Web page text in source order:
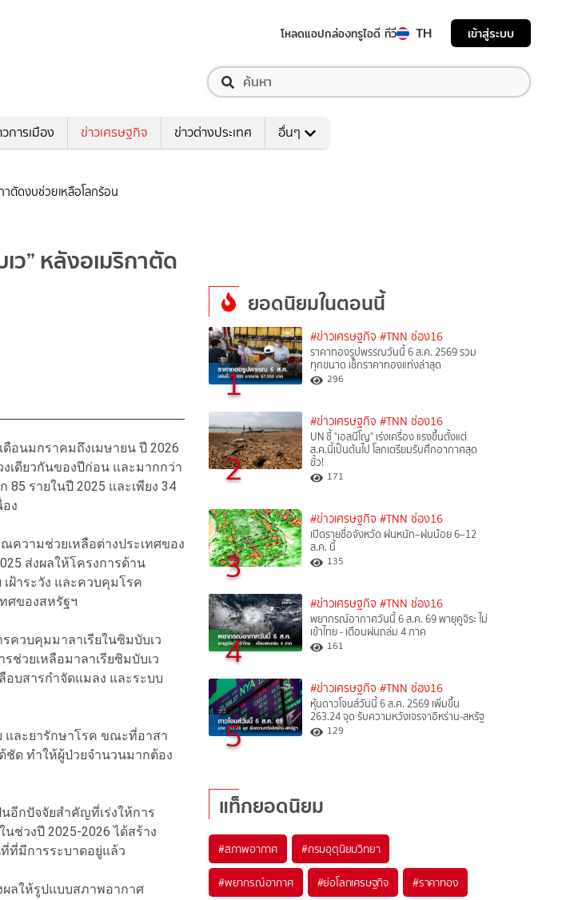
โหลดแอปกล่องทรูไอดี ทีวี TH เข้าสู่ระบบ
การเมือง ข่าวเศรษฐกิจ ข่าวต่างประเทศ อื่นๆ
าตัดงบช่วยเหลือโลกร้อน
ว” หลังอเมริกาตัด
อนมกราคมถึงเมษายน ปี 2026
งเดียวกันของปีก่อน และมากกว่า
85 รายในปี 2025 และเพียง 34
ง
วามช่วยเหลือต่างประเทศของ
ส่งผลให้โครงการด้าน
ฝ้าระวัง และควบคุมโรค
ศของสหรัฐฯ
ควบคุมมาลาเรียในซิมบับเว
ช่วยเหลือมาลาเรียซิมบับเว
อบสารกำจัดแมลง และระบบ
และยารักษาโรค ขณะที่อาสา
ด ทำให้ผู้ป่วยจำนวนมากต้อง
อีกปัจจัยสำคัญที่เร่งให้การ
วงปี 2025-2026 ได้สร้าง
ที่มีการระบาดอยู่แล้ว
ลให้รูปแบบสภาพอากาศ
ยอดนิยมในตอนนี้
1
#ข่าวเศรษฐกิจ #TNN ช่อง16
ราคาทองรูปพรรณวันนี้ 6 ส.ค. 2569 รวม
ทุกขนาด เช็กราคาทองแท่งล่าสุด
296
2
#ข่าวเศรษฐกิจ #TNN ช่อง16
UN ชี้ "เอลนีโญ" เร่งเครื่อง แรงขึ้นตั้งแต่
ส.ค.นี้เป็นต้นไป โลกเตรียมรับศึกอากาศสุด
ขั้ว!
171
3
#ข่าวเศรษฐกิจ #TNN ช่อง16
เปิดรายชื่อจังหวัด ฝนหนัก–ฝนน้อย 6–12
ส.ค. นี้
135
4
#ข่าวเศรษฐกิจ #TNN ช่อง16
พยากรณ์อากาศวันนี้ 6 ส.ค. 69 พายุคูจิระ ไม่
เข้าไทย - เตือนฝนถล่ม 4 ภาค
161
5
#ข่าวเศรษฐกิจ #TNN ช่อง16
หุ้นดาวโจนส์วันนี้ 6 ส.ค. 2569 เพิ่มขึ้น
263.24 จุด รับความหวังเจรจาอิหร่าน-สหรัฐ
129
แท็กยอดนิยม
#สภาพอากาศ #กรมอุตุนิยมวิทยา
#พยากรณ์อากาศ #ย่อโลกเศรษฐกิจ #ราคาทอง